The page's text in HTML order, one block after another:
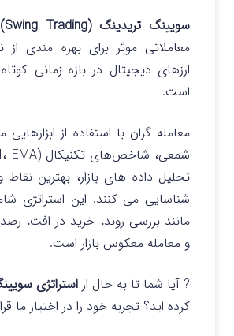
سویینگ تریدینگ (Swing Trading)
معاملاتی موثر برای بهره مندی
ارزهای دیجیتال در بازه‌ زمانی
است.
معامله گران با استفاده از ابزارهایی
تحلیل داده‌ های بازار، بهترین
شناسایی می‌ کنند. این استراتژی
مانند بررسی روند، خرید در افت،
و معامله معکوس بازار است.
? آیا شما تا به حال از استراتژی
کرده اید؟ تجربه خود را در اختیار ما